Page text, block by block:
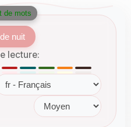
nuit
lecture:
de mots